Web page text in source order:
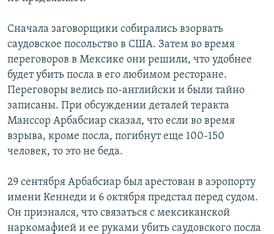
Сначала заговорщики собирались взорвать
саудовское посольство в США. Затем во время
переговоров в Мексике они решили, что удобнее
будет убить посла в его любимом ресторане.
Переговоры велись по-английски и были тайно
записаны. При обсуждении деталей теракта
Манссор Арбабсиар сказал, что если во время
взрыва, кроме посла, погибнут еще 100-150
человек, то это не беда.
29 сентября Арбабсиар был арестован в аэропорту
имени Кеннеди и 6 октября предстал перед судом.
Он признался, что связаться с мексиканской
наркомафией и ее руками убить саудовского посла